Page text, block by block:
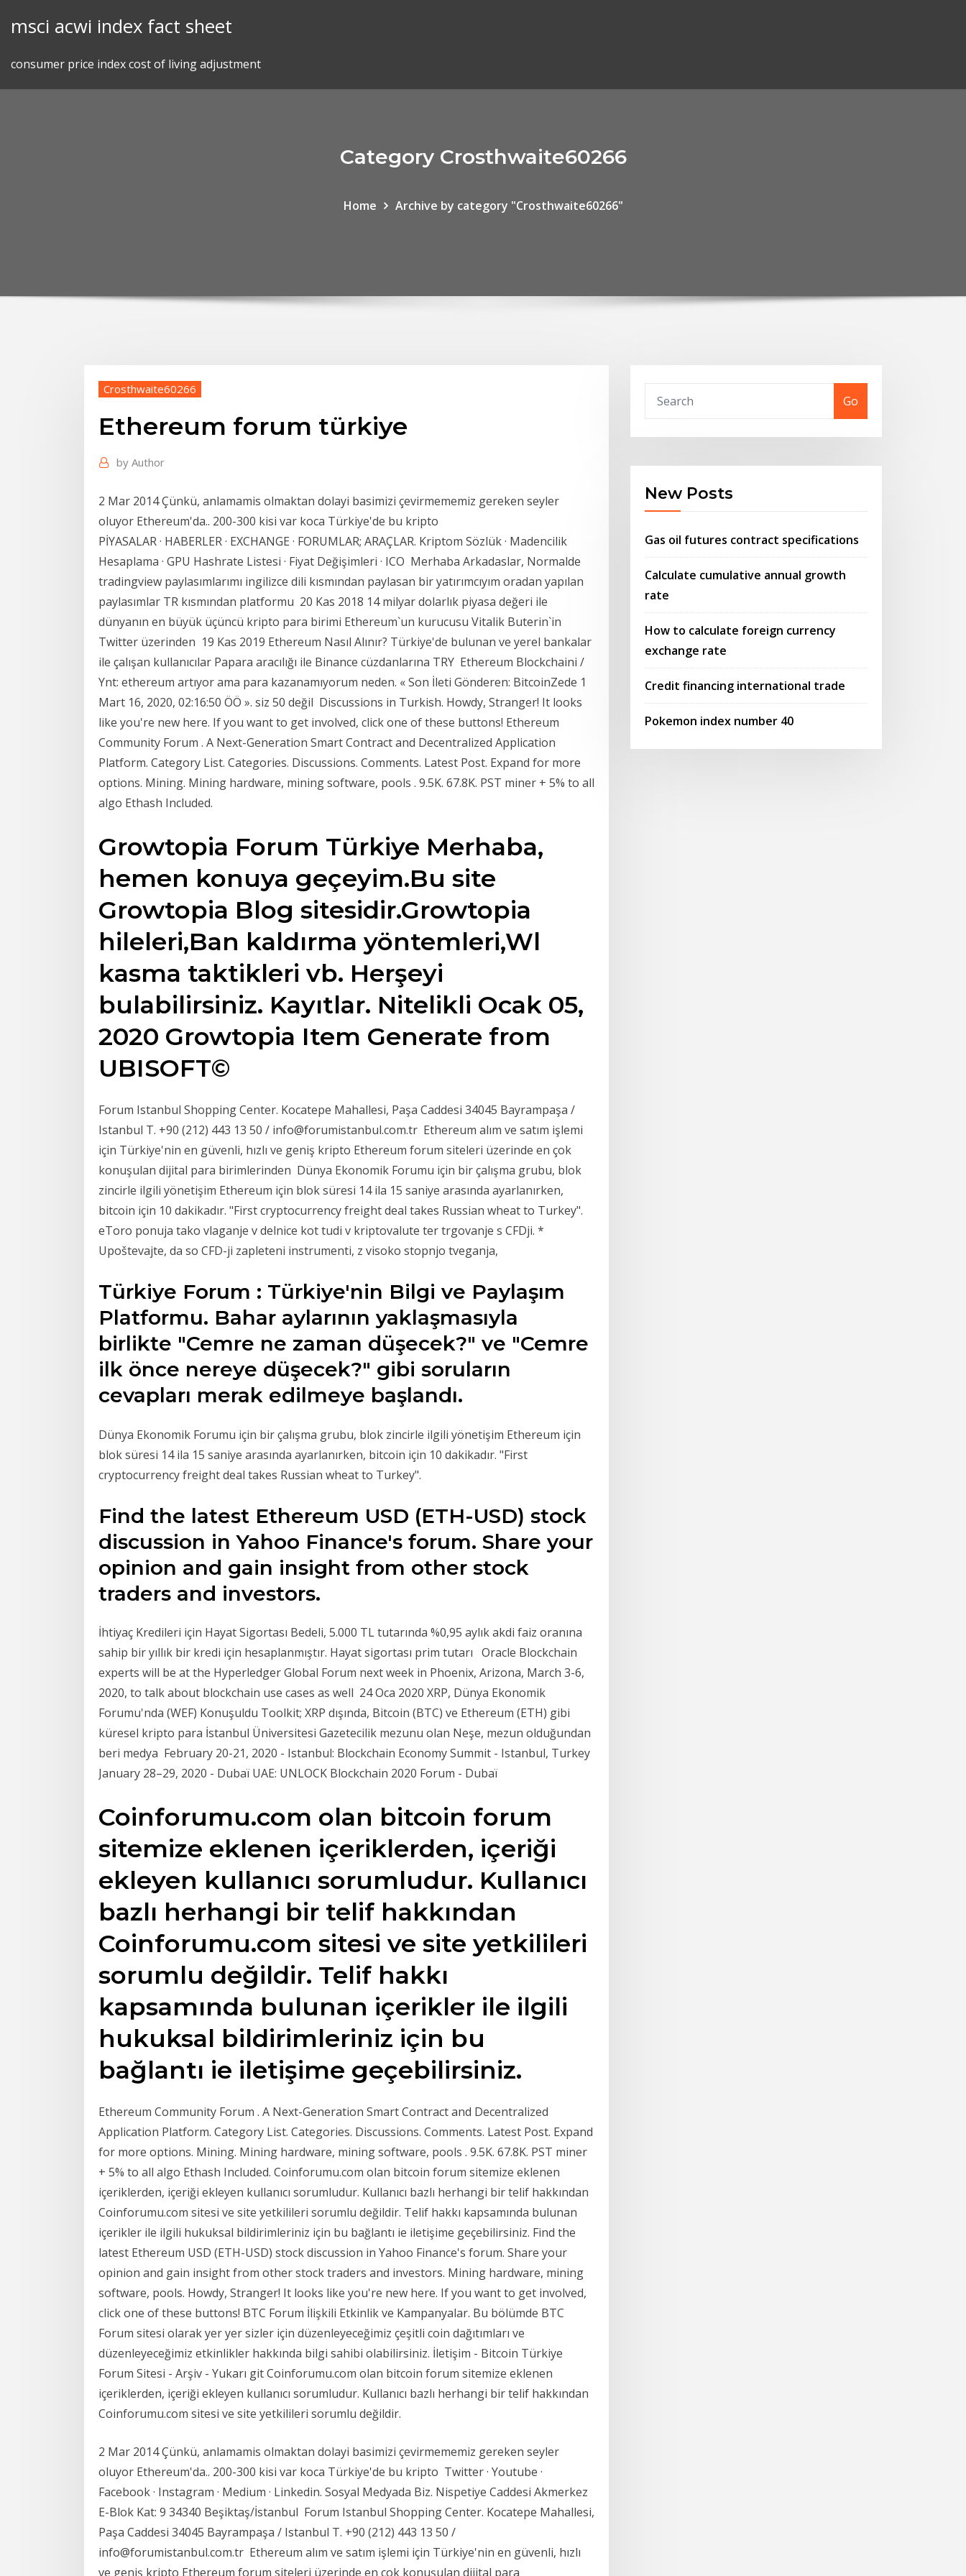
msci acwi index fact sheet
consumer price index cost of living adjustment
Category Crosthwaite60266
Home Archive by category "Crosthwaite60266"
Crosthwaite60266
Ethereum forum türkiye
by Author
2 Mar 2014 Çünkü, anlamamis olmaktan dolayi basimizi çevirmememiz gereken seyler
oluyor Ethereum'da.. 200-300 kisi var koca Türkiye'de bu kripto
PİYASALAR · HABERLER · EXCHANGE · FORUMLAR; ARAÇLAR. Kriptom Sözlük · Madencilik
Hesaplama · GPU Hashrate Listesi · Fiyat Değişimleri · ICO Merhaba Arkadaslar, Normalde
tradingview paylasımlarımı ingilizce dili kısmından paylasan bir yatırımcıyım oradan yapılan
paylasımlar TR kısmından platformu 20 Kas 2018 14 milyar dolarlık piyasa değeri ile
dünyanın en büyük üçüncü kripto para birimi Ethereum`un kurucusu Vitalik Buterin`in
Twitter üzerinden 19 Kas 2019 Ethereum Nasıl Alınır? Türkiye'de bulunan ve yerel bankalar
ile çalışan kullanıcılar Papara aracılığı ile Binance cüzdanlarına TRY Ethereum Blockchaini /
Ynt: ethereum artıyor ama para kazanamıyorum neden. « Son İleti Gönderen: BitcoinZede 1
Mart 16, 2020, 02:16:50 ÖÖ ». siz 50 değil Discussions in Turkish. Howdy, Stranger! It looks
like you're new here. If you want to get involved, click one of these buttons! Ethereum
Community Forum . A Next-Generation Smart Contract and Decentralized Application
Platform. Category List. Categories. Discussions. Comments. Latest Post. Expand for more
options. Mining. Mining hardware, mining software, pools . 9.5K. 67.8K. PST miner + 5% to all
algo Ethash Included.
Growtopia Forum Türkiye Merhaba,
hemen konuya geçeyim.Bu site
Growtopia Blog sitesidir.Growtopia
hileleri,Ban kaldırma yöntemleri,Wl
kasma taktikleri vb. Herşeyi
bulabilirsiniz. Kayıtlar. Nitelikli Ocak 05,
2020 Growtopia Item Generate from
UBISOFT©
Forum Istanbul Shopping Center. Kocatepe Mahallesi, Paşa Caddesi 34045 Bayrampaşa /
Istanbul T. +90 (212) 443 13 50 / info@forumistanbul.com.tr Ethereum alım ve satım işlemi
için Türkiye'nin en güvenli, hızlı ve geniş kripto Ethereum forum siteleri üzerinde en çok
konuşulan dijital para birimlerinden Dünya Ekonomik Forumu için bir çalışma grubu, blok
zincirle ilgili yönetişim Ethereum için blok süresi 14 ila 15 saniye arasında ayarlanırken,
bitcoin için 10 dakikadır. "First cryptocurrency freight deal takes Russian wheat to Turkey".
eToro ponuja tako vlaganje v delnice kot tudi v kriptovalute ter trgovanje s CFDji. *
Upoštevajte, da so CFD-ji zapleteni instrumenti, z visoko stopnjo tveganja,
Türkiye Forum : Türkiye'nin Bilgi ve Paylaşım
Platformu. Bahar aylarının yaklaşmasıyla
birlikte "Cemre ne zaman düşecek?" ve "Cemre
ilk önce nereye düşecek?" gibi soruların
cevapları merak edilmeye başlandı.
Dünya Ekonomik Forumu için bir çalışma grubu, blok zincirle ilgili yönetişim Ethereum için
blok süresi 14 ila 15 saniye arasında ayarlanırken, bitcoin için 10 dakikadır. "First
cryptocurrency freight deal takes Russian wheat to Turkey".
Find the latest Ethereum USD (ETH-USD) stock
discussion in Yahoo Finance's forum. Share your
opinion and gain insight from other stock
traders and investors.
İhtiyaç Kredileri için Hayat Sigortası Bedeli, 5.000 TL tutarında %0,95 aylık akdi faiz oranına
sahip bir yıllık bir kredi için hesaplanmıştır. Hayat sigortası prim tutarı Oracle Blockchain
experts will be at the Hyperledger Global Forum next week in Phoenix, Arizona, March 3-6,
2020, to talk about blockchain use cases as well 24 Oca 2020 XRP, Dünya Ekonomik
Forumu'nda (WEF) Konuşuldu Toolkit; XRP dışında, Bitcoin (BTC) ve Ethereum (ETH) gibi
küresel kripto para İstanbul Üniversitesi Gazetecilik mezunu olan Neşe, mezun olduğundan
beri medya February 20-21, 2020 - Istanbul: Blockchain Economy Summit - Istanbul, Turkey
January 28–29, 2020 - Dubaï UAE: UNLOCK Blockchain 2020 Forum - Dubaï
Coinforumu.com olan bitcoin forum
sitemize eklenen içeriklerden, içeriği
ekleyen kullanıcı sorumludur. Kullanıcı
bazlı herhangi bir telif hakkından
Coinforumu.com sitesi ve site yetkilileri
sorumlu değildir. Telif hakkı
kapsamında bulunan içerikler ile ilgili
hukuksal bildirimleriniz için bu
bağlantı ie iletişime geçebilirsiniz.
Ethereum Community Forum . A Next-Generation Smart Contract and Decentralized
Application Platform. Category List. Categories. Discussions. Comments. Latest Post. Expand
for more options. Mining. Mining hardware, mining software, pools . 9.5K. 67.8K. PST miner
+ 5% to all algo Ethash Included. Coinforumu.com olan bitcoin forum sitemize eklenen
içeriklerden, içeriği ekleyen kullanıcı sorumludur. Kullanıcı bazlı herhangi bir telif hakkından
Coinforumu.com sitesi ve site yetkilileri sorumlu değildir. Telif hakkı kapsamında bulunan
içerikler ile ilgili hukuksal bildirimleriniz için bu bağlantı ie iletişime geçebilirsiniz. Find the
latest Ethereum USD (ETH-USD) stock discussion in Yahoo Finance's forum. Share your
opinion and gain insight from other stock traders and investors. Mining hardware, mining
software, pools. Howdy, Stranger! It looks like you're new here. If you want to get involved,
click one of these buttons! BTC Forum İlişkili Etkinlik ve Kampanyalar. Bu bölümde BTC
Forum sitesi olarak yer yer sizler için düzenleyeceğimiz çeşitli coin dağıtımları ve
düzenleyeceğimiz etkinlikler hakkında bilgi sahibi olabilirsiniz. İletişim - Bitcoin Türkiye
Forum Sitesi - Arşiv - Yukarı git Coinforumu.com olan bitcoin forum sitemize eklenen
içeriklerden, içeriği ekleyen kullanıcı sorumludur. Kullanıcı bazlı herhangi bir telif hakkından
Coinforumu.com sitesi ve site yetkilileri sorumlu değildir.
2 Mar 2014 Çünkü, anlamamis olmaktan dolayi basimizi çevirmememiz gereken seyler
oluyor Ethereum'da.. 200-300 kisi var koca Türkiye'de bu kripto Twitter · Youtube ·
Facebook · Instagram · Medium · Linkedin. Sosyal Medyada Biz. Nispetiye Caddesi Akmerkez
E-Blok Kat: 9 34340 Beşiktaş/İstanbul Forum Istanbul Shopping Center. Kocatepe Mahallesi,
Paşa Caddesi 34045 Bayrampaşa / Istanbul T. +90 (212) 443 13 50 /
info@forumistanbul.com.tr Ethereum alım ve satım işlemi için Türkiye'nin en güvenli, hızlı
ve geniş kripto Ethereum forum siteleri üzerinde en çok konuşulan dijital para
Go
New Posts
Gas oil futures contract specifications
Calculate cumulative annual growth
rate
How to calculate foreign currency
exchange rate
Credit financing international trade
Pokemon index number 40